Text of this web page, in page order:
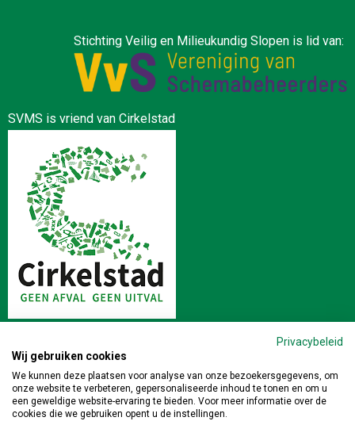
Stichting Veilig en Milieukundig Slopen is lid van:
SVMS is vriend van Cirkelstad
Stichting Veilig en Milieukundig Slopen | Postbus 64 4190 CB
GELDERMALSEN | 0345-471391 |info@veiligslopen.nl
Privacybeleid
Wij gebruiken cookies
We kunnen deze plaatsen voor analyse van onze bezoekersgegevens, om
onze website te verbeteren, gepersonaliseerde inhoud te tonen en om u
een geweldige website-ervaring te bieden. Voor meer informatie over de
cookies die we gebruiken opent u de instellingen.